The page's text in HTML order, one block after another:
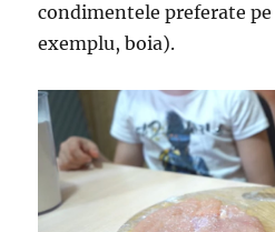
condimentele preferate
exemplu, boia).